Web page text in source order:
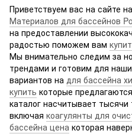
Приветствуем вас на сайте
Материалов для бассейнов
на предоставлении
радостью поможем вам
Мы внимательно следим за
трендами и готовим для
вариантов на для бассейна
купить которые
каталог насчитывает тысячи
включая коагулянты для
бассейна цена которая